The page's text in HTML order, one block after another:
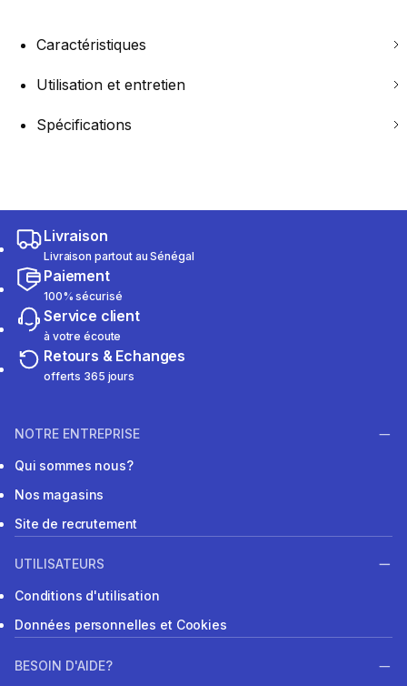
Caractéristiques
Utilisation et entretien
Spécifications
Livraison
Livraison partout au Sénégal
Paiement
100% sécurisé
Service client
à votre écoute
Retours & Echanges
offerts 365 jours
NOTRE ENTREPRISE
Qui sommes nous?
Nos magasins
Site de recrutement
UTILISATEURS
Conditions d'utilisation
Données personnelles et Cookies
BESOIN D'AIDE?